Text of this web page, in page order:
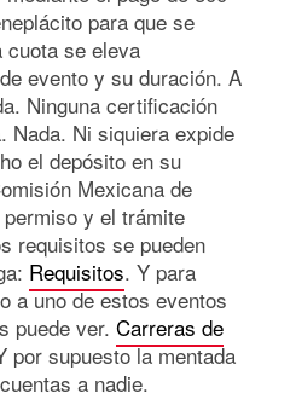
para que se
cuota se eleva
evento y su duración. A
Ninguna certificación
Nada. Ni siquiera expide
el depósito en su
Mexicana de
y el trámite
requisitos se pueden
Requisitos. Y para
a uno de estos eventos
puede ver. Carreras de
por supuesto la mentada
a nadie.